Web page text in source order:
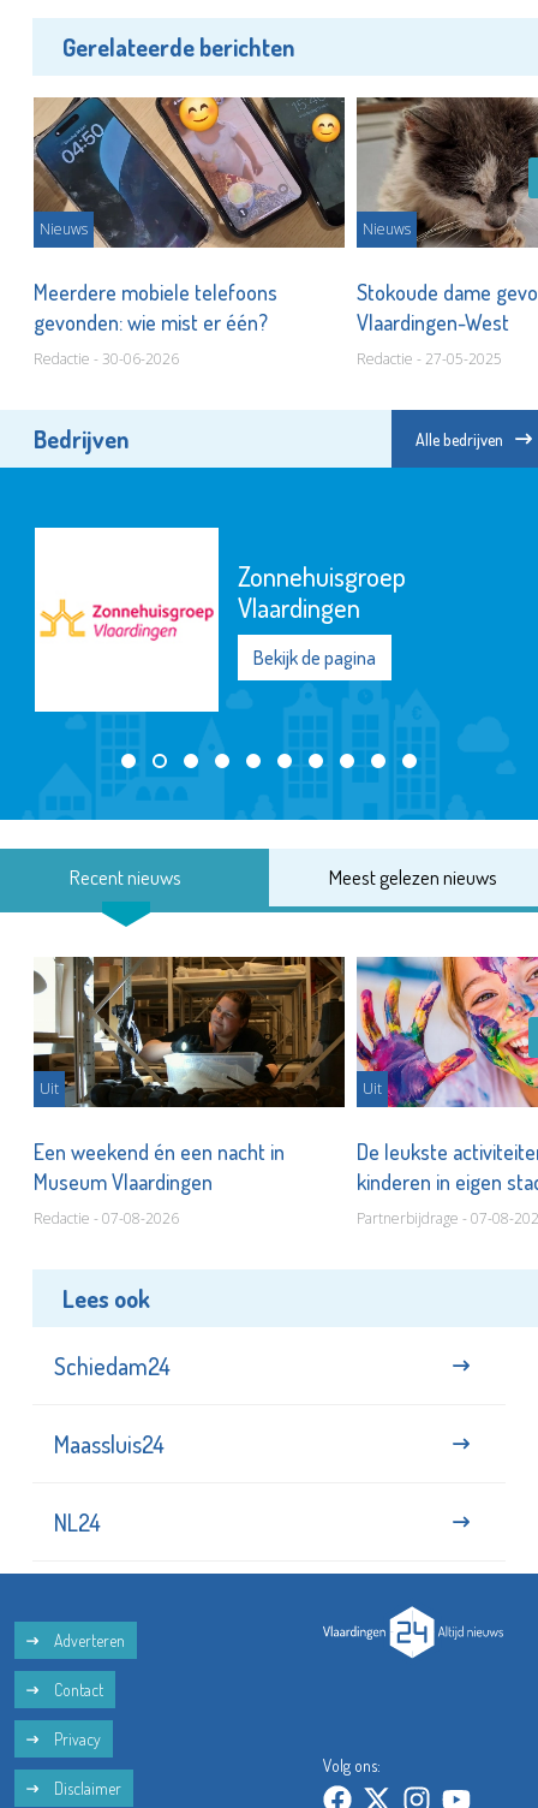
Gerelateerde berichten
Nieuws
Meerdere mobiele telefoons
gevonden: wie mist er één?
Redactie - 30-06-2026
Nieuws
Stokoude dame
Vlaardingen-West
Redactie - 27-05-2025
Bedrijven Alle bedrijven
Zonnehuisgroep
Vlaardingen
Bekijk de pagina
Recent nieuws Meest gelezen nieuws
Uit
Een weekend én een nacht in
Museum Vlaardingen
Redactie - 07-08-2026
Uit
De leukste
kinderen in eigen
Partnerbijdrage - 07-08-
Lees ook
Schiedam24
Maassluis24
NL24
Adverteren
Contact
Privacy
Disclaimer
Volg ons: